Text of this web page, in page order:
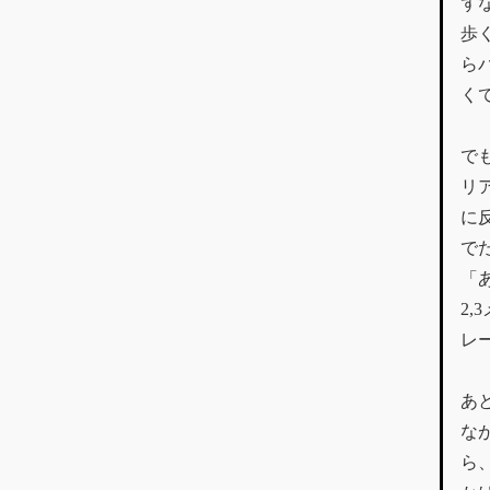
歩
ら
く
で
リ
に
で
2,3
レ
あ
な
ら